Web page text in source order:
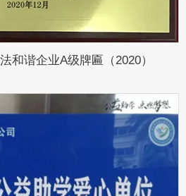
和谐企业A级牌匾（2020）